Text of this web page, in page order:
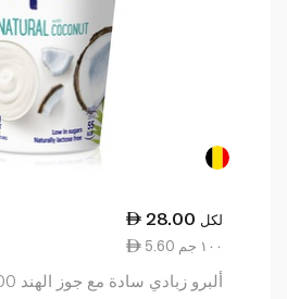
28.00 لكل
5.60 ١٠٠ جم
ألبرو زبادي سادة مع جوز الهند 500 غرام